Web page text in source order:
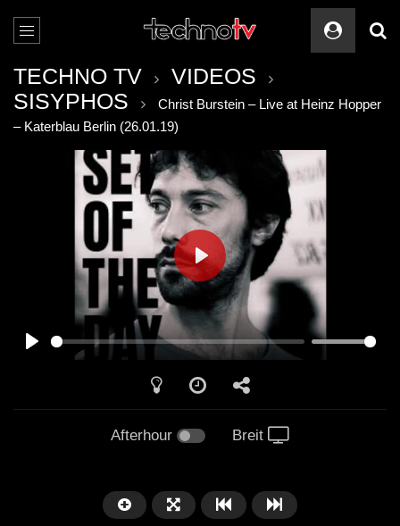
TECHNO TV
VIDEOS
SISYPHOS
Christ Burstein – Live at Heinz Hopper
– Katerblau Berlin (26.01.19)
PLAY
Afterhour Breit